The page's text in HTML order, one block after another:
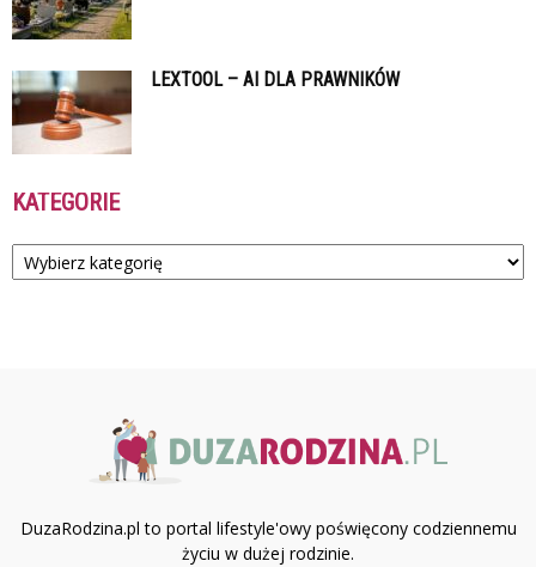
LEXTOOL – AI DLA PRAWNIKÓW
KATEGORIE
Kategorie
DuzaRodzina.pl to portal lifestyle'owy poświęcony codziennemu
życiu w dużej rodzinie.